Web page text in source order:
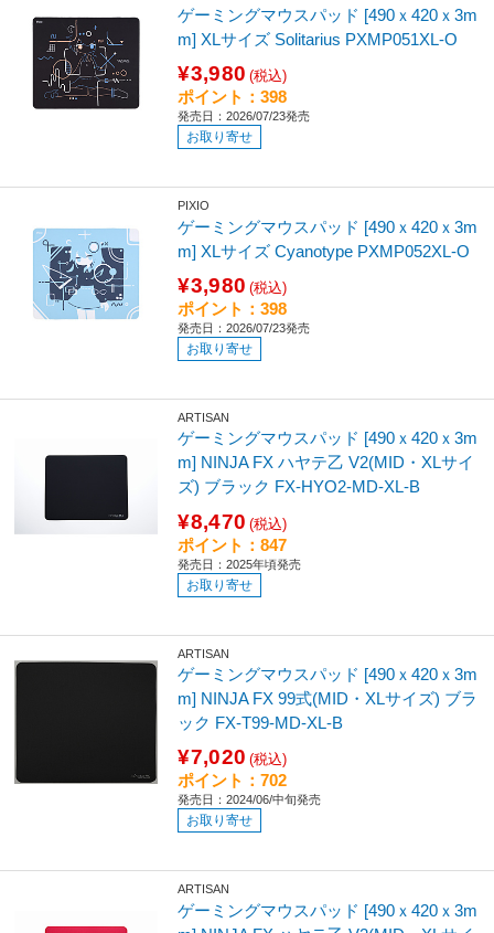
ゲーミングマウスパッド [490ｘ420ｘ3m
m] XLサイズ Solitarius PXMP051XL-O
¥3,980 (税込)
ポイント：398
発売日：2026/07/23発売
お取り寄せ
PIXIO
ゲーミングマウスパッド [490ｘ420ｘ3m
m] XLサイズ Cyanotype PXMP052XL-O
¥3,980 (税込)
ポイント：398
発売日：2026/07/23発売
お取り寄せ
ARTISAN
ゲーミングマウスパッド [490ｘ420ｘ3m
m] NINJA FX ハヤテ乙 V2(MID・XLサイ
ズ) ブラック FX-HYO2-MD-XL-B
¥8,470 (税込)
ポイント：847
発売日：2025年頃発売
お取り寄せ
ARTISAN
ゲーミングマウスパッド [490ｘ420ｘ3m
m] NINJA FX 99式(MID・XLサイズ) ブラ
ック FX-T99-MD-XL-B
¥7,020 (税込)
ポイント：702
発売日：2024/06/中旬発売
お取り寄せ
ARTISAN
ゲーミングマウスパッド [490ｘ420ｘ3m